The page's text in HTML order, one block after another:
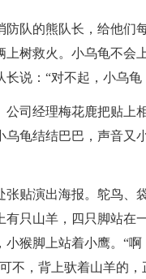
队的熊队长，给他们
树救火。小乌龟不会
说：“对不起，小乌
经理梅花鹿把贴上
龟结结巴巴，声音又
贴演出海报。鸵鸟、
只山羊，四只脚站在
猴脚上站着小鹰。“啊
不，背上驮着山羊的，